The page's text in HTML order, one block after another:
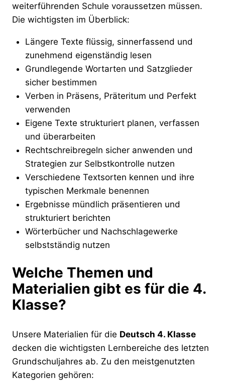
weiterführenden Schule voraussetzen müssen.
Die wichtigsten im Überblick:
Längere Texte flüssig, sinnerfassend und
zunehmend eigenständig lesen
Grundlegende Wortarten und Satzglieder
sicher bestimmen
Verben in Präsens, Präteritum und Perfekt
verwenden
Eigene Texte strukturiert planen, verfassen
und überarbeiten
Rechtschreibregeln sicher anwenden und
Strategien zur Selbstkontrolle nutzen
Verschiedene Textsorten kennen und ihre
typischen Merkmale benennen
Ergebnisse mündlich präsentieren und
strukturiert berichten
Wörterbücher und Nachschlagewerke
selbstständig nutzen
Welche Themen und
Materialien gibt es für die 4.
Klasse?
Unsere Materialien für die Deutsch 4. Klasse
decken die wichtigsten Lernbereiche des letzten
Grundschuljahres ab. Zu den meistgenutzten
Kategorien gehören: